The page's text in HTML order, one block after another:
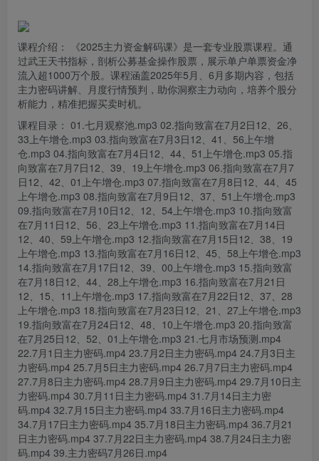
课程介绍： 《2025主力资金解码课》是一套专业股票课程。通
过武王天书指标，剖析公募基金操作股票，展示单户单票资金净
流入超1000万个股。课程涵盖2025年5月、6月多期内容，包括
主力密码讲解、月度行情预判，助你洞察主力动向，培养个股分
析能力，精准把握买卖时机。
课程目录： 01.七月观察池.mp3 02.指向致富在7月2日12、26、
33上午增仓.mp3 03.指向致富在7月3日12、41、56上午增
仓.mp3 04.指向致富在7月4日12、44、51上午增仓.mp3 05.指
向致富在7月7日12、39、19上午增仓.mp3 06.指向致富在7月7
日12、42、01上午增仓.mp3 07.指向致富在7月8日12、44、45
上午增仓.mp3 08.指向致富在7月9日12、37、51上午增仓.mp3
09.指向致富在7月10日12、12、54上午增仓.mp3 10.指向致富
在7月11日12、56、23上午增仓.mp3 11.指向致富在7月14日
12、40、59上午增仓.mp3 12.指向致富在7月15日12、38、19
上午增仓.mp3 13.指向致富在7月16日12、45、58上午增仓.mp3
14.指向致富在7月17日12、39、00上午增仓.mp3 15.指向致富
在7月18日12、44、28上午增仓.mp3 16.指向致富在7月21日
12、15、11上午增仓.mp3 17.指向致富在7月22日12、37、28
上午增仓.mp3 18.指向致富在7月23日12、21、27上午增仓.mp3
19.指向致富在7月24日12、48、10上午增仓.mp3 20.指向致富
在7月25日12、52、01上午增仓.mp3 21.七月市场预测.mp4
22.7月1日主力密码.mp4 23.7月2日主力密码.mp4 24.7月3日主
力密码.mp4 25.7月5日主力密码.mp4 26.7月7日主力密码.mp4
27.7月8日主力密码.mp4 28.7月9日主力密码.mp4 29.7月10日主
力密码.mp4 30.7月11日主力密码.mp4 31.7月14日主力密
码.mp4 32.7月15日主力密码.mp4 33.7月16日主力密码.mp4
34.7月17日主力密码.mp4 35.7月18日主力密码.mp4 36.7月21
日主力密码.mp4 37.7月22日主力密码.mp4 38.7月24日主力密
码.mp4 39.主力密码7月26日.mp4